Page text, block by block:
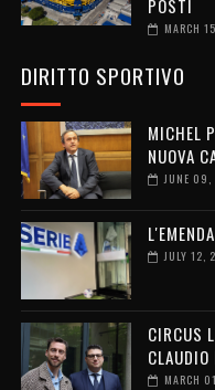
POSTI
MARCH
DIRITTO SPORTIVO
MICHEL
NUOVA
JUNE
JULY 12,
CIRCUS
MARCH